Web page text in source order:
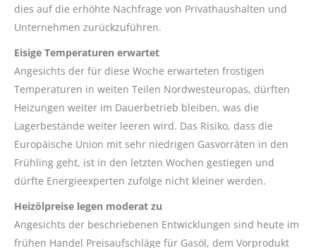
dies auf die erhöhte Nachfrage von Privathaushalten und
Unternehmen zurückzuführen.
Eisige Temperaturen erwartet
Angesichts der für diese Woche erwarteten frostigen
Temperaturen in weiten Teilen Nordwesteuropas, dürften
Heizungen weiter im Dauerbetrieb bleiben, was die
Lagerbestände weiter leeren wird. Das Risiko, dass die
Europäische Union mit sehr niedrigen Gasvorräten in den
Frühling geht, ist in den letzten Wochen gestiegen und
dürfte Energieexperten zufolge nicht kleiner werden.
Heizölpreise legen moderat zu
Angesichts der beschriebenen Entwicklungen sind heute im
frühen Handel Preisaufschläge für Gasöl, dem Vorprodukt